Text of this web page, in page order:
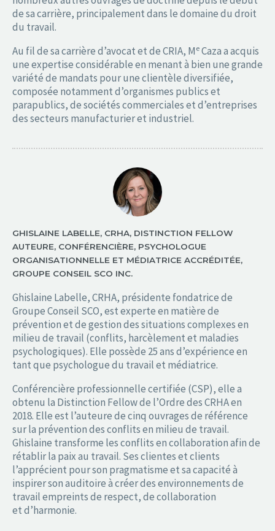
de sa carrière, principalement dans le domaine du droit
du travail.
Au fil de sa carrière d’avocat et de CRIA, MeCaza a acquis
une expertise considérable en menant à bien une grande
variété de mandats pour une clientèle diversifiée,
composée notamment d’organismes publics et
parapublics, de sociétés commerciales et d’entreprises
des secteurs manufacturier et industriel.
GHISLAINE LABELLE, CRHA, DISTINCTION FELLOW
AUTEURE, CONFÉRENCIÈRE, PSYCHOLOGUE
ORGANISATIONNELLE ET MÉDIATRICE ACCRÉDITÉE,
GROUPE CONSEIL SCO INC.
Ghislaine Labelle, CRHA, présidente fondatrice de
Groupe Conseil SCO, est experte en matière de
prévention et de gestion des situations complexes en
milieu de travail (conflits, harcèlement et maladies
psychologiques). Elle possède 25 ans d’expérience en
tant que psychologue du travail et médiatrice.
Conférencière professionnelle certifiée (CSP), elle a
obtenu la Distinction Fellow de l’Ordre des CRHA en
2018. Elle est l’auteure de cinq ouvrages de référence
sur la prévention des conflits en milieu de travail.
Ghislaine transforme les conflits en collaboration afin de
rétablir la paix au travail. Ses clientes et clients
l’apprécient pour son pragmatisme et sa capacité à
inspirer son auditoire à créer des environnements de
travail empreints de respect, de collaboration
et d’harmonie.